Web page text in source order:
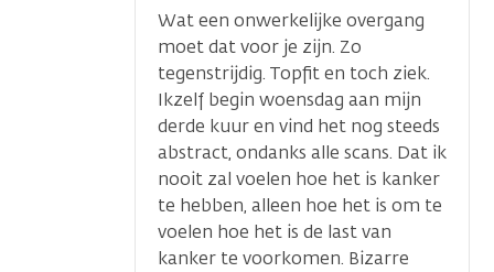
Wat een onwerkelijke overgang
moet dat voor je zijn. Zo
tegenstrijdig. Topfit en toch ziek.
Ikzelf begin woensdag aan mijn
derde kuur en vind het nog steeds
abstract, ondanks alle scans. Dat ik
nooit zal voelen hoe het is kanker
te hebben, alleen hoe het is om te
voelen hoe het is de last van
kanker te voorkomen. Bizarre